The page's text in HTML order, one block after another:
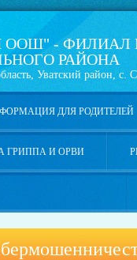
ООШ" - ФИЛИАЛ
РАЙОНА
Уватский район, с.
ДЛЯ РОДИТЕЛЕЙ
ГРИППА И ОРВИ